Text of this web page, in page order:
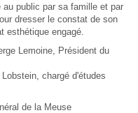
au public par sa famille et par
dresser le constat de son
esthétique engagé.
Lemoine, Président du
Lobstein, chargé d'études
de la Meuse